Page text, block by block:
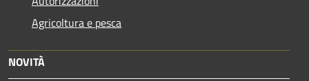
Agricoltura e pesca
NOVITÀ